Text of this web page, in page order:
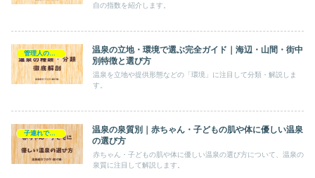
自の指数を紹介します。
管理人の独り言
温泉の立地・環境で選ぶ完全ガイド｜海辺・山間・街中
別特徴と選び方
温泉を立地や提供形態などの「環境」に注目して分類・解説しま
す。
子連れでも安心
温泉の泉質別｜赤ちゃん・子どもの肌や体に優しい温泉
の選び方
赤ちゃん・子どもの肌や体に優しい温泉の選び方について、温泉の
泉質に注目して解説します。